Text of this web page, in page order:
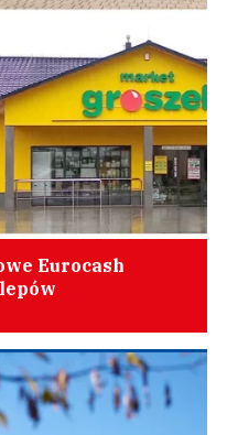
Eurocash